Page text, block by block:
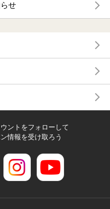
せ
ントをフォローして
情報を受け取ろう